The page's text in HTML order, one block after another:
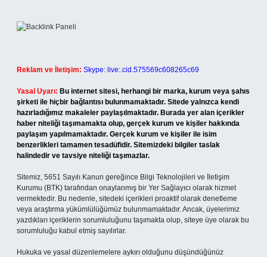
Reklam ve İletişim: Skype: live:.cid.575569c608265c69
Yasal Uyarı: Bu internet sitesi, herhangi bir marka, kurum veya şahıs
şirketi ile hiçbir bağlantısı bulunmamaktadır. Sitede yalnızca kendi
hazırladığımız makaleler paylaşılmaktadır. Burada yer alan içerikler
haber niteliği taşımamakta olup, gerçek kurum ve kişiler hakkında
paylaşım yapılmamaktadır. Gerçek kurum ve kişiler ile isim
benzerlikleri tamamen tesadüfidir. Sitemizdeki bilgiler taslak
halindedir ve tavsiye niteliği taşımazlar.
Sitemiz, 5651 Sayılı Kanun gereğince Bilgi Teknolojileri ve İletişim
Kurumu (BTK) tarafından onaylanmış bir Yer Sağlayıcı olarak hizmet
vermektedir. Bu nedenle, sitedeki içerikleri proaktif olarak denetleme
veya araştırma yükümlülüğümüz bulunmamaktadır. Ancak, üyelerimiz
yazdıkları içeriklerin sorumluluğunu taşımakta olup, siteye üye olarak bu
sorumluluğu kabul etmiş sayılırlar.
Hukuka ve yasal düzenlemelere aykırı olduğunu düşündüğünüz